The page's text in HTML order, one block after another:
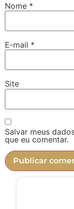
Nome *
E-mail *
Site
Salvar meus
que eu comentar.